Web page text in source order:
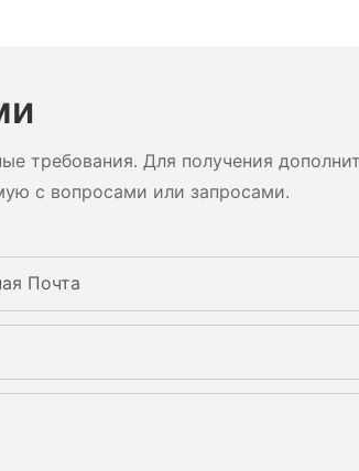
требования. Для получения
с вопросами или запросами.
Почта